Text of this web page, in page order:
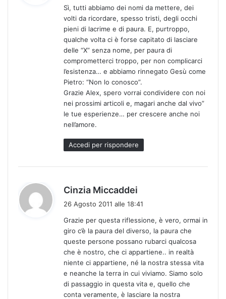
e
t
t
Sì, tutti abbiamo dei nomi da mettere, dei
volti da ricordare, spesso tristi, degli occhi
pieni di lacrime e di paura. E, purtroppo,
qualche volta ci è forse capitato di lasciare
delle “X” senza nome, per paura di
comprometterci troppo, per non complicarci
l’esistenza… e abbiamo rinnegato Gesù come
Pietro: “Non lo conosco”.
Grazie Alex, spero vorrai condividere con noi
nei prossimi articoli e, magari anche dal vivo”
le tue esperienze… per crescere anche noi
nell’amore.
Accedi per rispondere
Cinzia Miccaddei
e
t
t
:
26 Agosto 2011 alle 18:41
Grazie per questa riflessione, è vero, ormai in
giro c’è la paura del diverso, la paura che
queste persone possano rubarci qualcosa
che è nostro, che ci appartiene.. in realtà
niente ci appartiene, né la nostra stessa vita
e neanche la terra in cui viviamo. Siamo solo
di passaggio in questa vita e, quello che
conta veramente, è lasciare la nostra